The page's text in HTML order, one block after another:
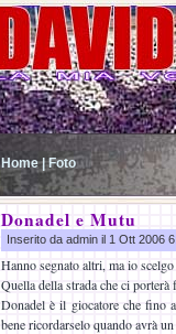
Home | Foto
Donadel e Mutu
Inserito da admin il 1 Ott 2006
Hanno segnato altri, ma io
Quella della strada che ci porterà
Donadel è il giocatore che fino
bene ricordarselo quando avrà